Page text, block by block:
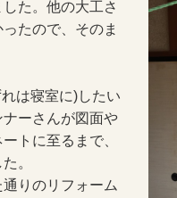
た。他の大工さ
たので、そのま
は寝室に)したい
ーさんが図面や
トに至るまで、
。
りのリフォーム